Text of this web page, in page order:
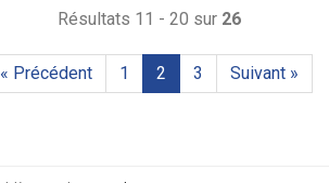
Résultats 11 - 20 sur 26
« Précédent 1 2 3 Suivant »